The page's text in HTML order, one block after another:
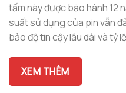
tấm này được bảo hành 12
suất sử dụng của pin vẫn
bảo độ tin cậy lâu dài và tỷ
XEM THÊM